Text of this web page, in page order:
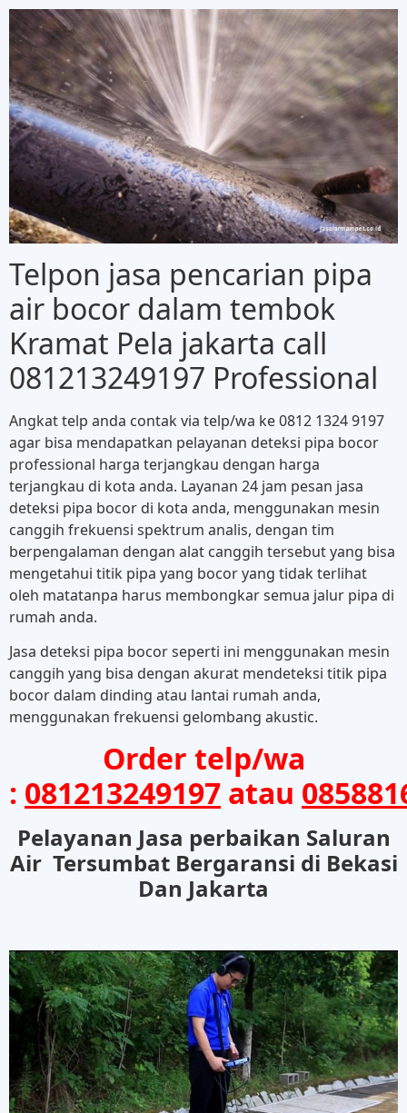
Telpon jasa pencarian pipa
air bocor dalam tembok
Kramat Pela jakarta call
081213249197 Professional
Angkat telp anda contak via telp/wa ke 0812 1324 9197
agar bisa mendapatkan pelayanan deteksi pipa bocor
professional harga terjangkau dengan harga
terjangkau di kota anda. Layanan 24 jam pesan jasa
deteksi pipa bocor di kota anda, menggunakan mesin
canggih frekuensi spektrum analis, dengan tim
berpengalaman dengan alat canggih tersebut yang bisa
mengetahui titik pipa yang bocor yang tidak terlihat
oleh matatanpa harus membongkar semua jalur pipa di
rumah anda.
Jasa deteksi pipa bocor seperti ini menggunakan mesin
canggih yang bisa dengan akurat mendeteksi titik pipa
bocor dalam dinding atau lantai rumah anda,
menggunakan frekuensi gelombang akustic.
Order telp/wa
: 081213249197 atau
Pelayanan Jasa perbaikan Saluran
Air Tersumbat Bergaransi di Bekasi
Dan Jakarta